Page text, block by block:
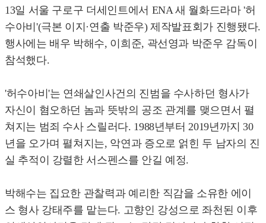
13일 서울 구로구 더세인트에서 ENA 새 월화드라마 '허
수아비'(극본 이지·연출 박준우) 제작발표회가 진행됐다.
행사에는 배우 박해수, 이희준, 곽선영과 박준우 감독이
참석했다.
'허수아비'는 연쇄살인사건의 진범을 수사하던 형사가
자신이 혐오하던 놈과 뜻밖의 공조 관계를 맺으면서 펼
쳐지는 범죄 수사 스릴러다. 1988년부터 2019년까지 30
년을 오가며 펼쳐지는, 악연과 증오로 얽힌 두 남자의 진
실 추적이 강렬한 서스펜스를 안길 예정.
박해수는 집요한 관찰력과 예리한 직감을 소유한 에이
스 형사 강태주를 맡는다. 고향인 강성으로 좌천된 이후